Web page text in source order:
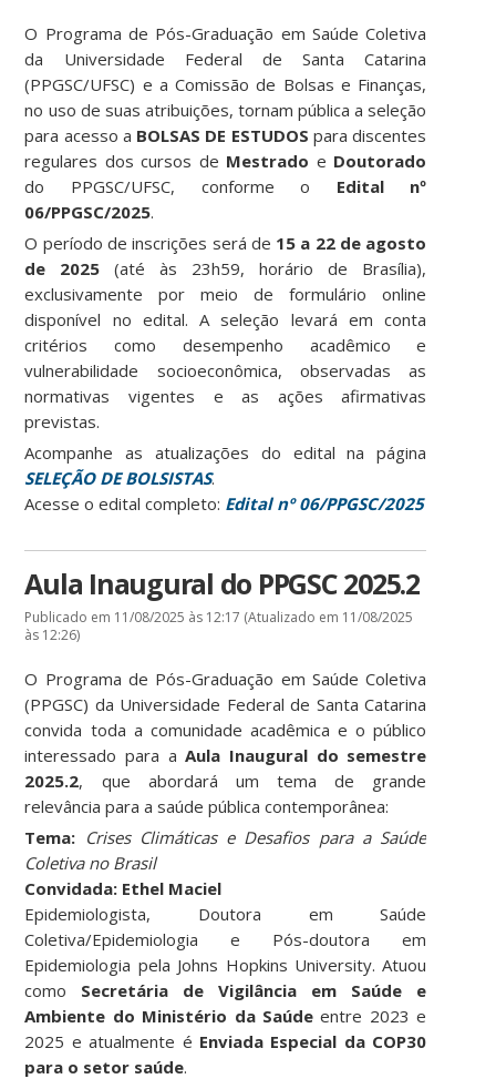
O Programa de Pós-Graduação em Saúde Coletiva
da Universidade Federal de Santa Catarina
(PPGSC/UFSC) e a Comissão de Bolsas e Finanças,
no uso de suas atribuições, tornam pública a seleção
para acesso a BOLSAS DE ESTUDOS para discentes
regulares dos cursos de Mestrado e Doutorado
do PPGSC/UFSC, conforme o Edital nº
06/PPGSC/2025.
O período de inscrições será de 15 a 22 de agosto
de 2025 (até às 23h59, horário de Brasília),
exclusivamente por meio de formulário online
disponível no edital. A seleção levará em conta
critérios como desempenho acadêmico e
vulnerabilidade socioeconômica, observadas as
normativas vigentes e as ações afirmativas
previstas.
Acompanhe as atualizações do edital na página
SELEÇÃO DE BOLSISTAS.
Acesse o edital completo: Edital nº 06/PPGSC/2025
Aula Inaugural do PPGSC 2025.2
Publicado em 11/08/2025 às 12:17 (Atualizado em 11/08/2025
às 12:26)
O Programa de Pós-Graduação em Saúde Coletiva
(PPGSC) da Universidade Federal de Santa Catarina
convida toda a comunidade acadêmica e o público
interessado para aAula Inaugural do semestre
2025.2, que abordará um tema de grande
relevância para a saúde pública contemporânea:
Tema: Crises Climáticas e Desafios para a Saúde
Coletiva no Brasil
Convidada: Ethel Maciel
Epidemiologista, Doutora em Saúde
Coletiva/Epidemiologia e Pós-doutora em
Epidemiologia pela Johns Hopkins University. Atuou
como Secretária de Vigilância em Saúde e
Ambiente do Ministério da Saúde entre 2023 e
2025 e atualmente é Enviada Especial da COP30
para o setor saúde.